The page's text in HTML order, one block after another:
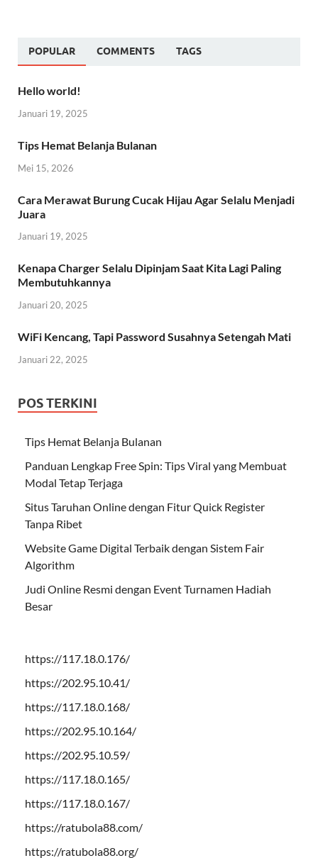
POPULAR COMMENTS TAGS
Hello world!
Januari 19, 2025
Tips Hemat Belanja Bulanan
Mei 15, 2026
Cara Merawat Burung Cucak Hijau Agar Selalu Menjadi
Juara
Januari 19, 2025
Kenapa Charger Selalu Dipinjam Saat Kita Lagi Paling
Membutuhkannya
Januari 20, 2025
WiFi Kencang, Tapi Password Susahnya Setengah Mati
Januari 22, 2025
POS TERKINI
Tips Hemat Belanja Bulanan
Panduan Lengkap Free Spin: Tips Viral yang Membuat
Modal Tetap Terjaga
Situs Taruhan Online dengan Fitur Quick Register
Tanpa Ribet
Website Game Digital Terbaik dengan Sistem Fair
Algorithm
Judi Online Resmi dengan Event Turnamen Hadiah
Besar
https://117.18.0.176/
https://202.95.10.41/
https://117.18.0.168/
https://202.95.10.164/
https://202.95.10.59/
https://117.18.0.165/
https://117.18.0.167/
https://ratubola88.com/
https://ratubola88.org/